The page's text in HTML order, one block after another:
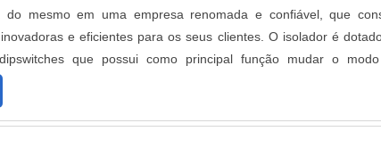
do mesmo em uma empresa renomada e confiável, que
e eficientes para os seus clientes. O isolador é
que possui como principal função mudar o modo
tipos de equip....